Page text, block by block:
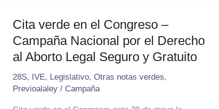
Cita verde en el Congreso –
Campaña Nacional por el Derecho
al Aborto Legal Seguro y Gratuito
28S, IVE, Legislativo,Otras notas verdes,
Previoalaley / Campaña
Cita
verde
en
el
Congreso
–
Campaña